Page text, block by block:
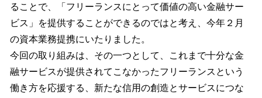
ることで、「フリーランスにとって価値の高い金融サー
ビス」を提供することができるのではと考え、今年２月
の資本業務提携にいたりました。
今回の取り組みは、その一つとして、これまで十分な金
融サービスが提供されてこなかったフリーランスという
働き方を応援する、新たな信用の創造とサービスにつな